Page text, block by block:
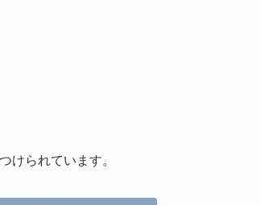
けられています。